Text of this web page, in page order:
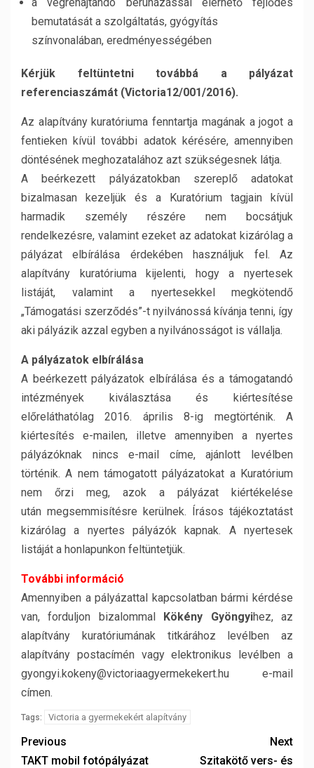
bemutatását a szolgáltatás, gyógyítás
színvonalában, eredményességében
Kérjük feltüntetni továbbá a pályázat
referenciaszámát (Victoria12/001/2016).
Az alapítvány kuratóriuma fenntartja magának a jogot a
fentieken kívül további adatok kérésére, amennyiben
döntésének meghozatalához azt szükségesnek látja.
A beérkezett pályázatokban szereplő adatokat
bizalmasan kezeljük és a Kuratórium tagjain kívül
harmadik személy részére nem bocsátjuk
rendelkezésre, valamint ezeket az adatokat kizárólag a
pályázat elbírálása érdekében használjuk fel. Az
alapítvány kuratóriuma kijelenti, hogy a nyertesek
listáját, valamint a nyertesekkel megkötendő
„Támogatási szerződés”-t nyilvánossá kívánja tenni, így
aki pályázik azzal egyben a nyilvánosságot is vállalja.
A pályázatok elbírálása
A beérkezett pályázatok elbírálása és a támogatandó
intézmények kiválasztása és kiértesítése
előreláthatólag 2016. április 8-ig megtörténik. A
kiértesítés e-mailen, illetve amennyiben a nyertes
pályázóknak nincs e-mail címe, ajánlott levélben
történik. A nem támogatott pályázatokat a Kuratórium
nem őrzi meg, azok a pályázat kiértékelése
után megsemmisítésre kerülnek. Írásos tájékoztatást
kizárólag a nyertes pályázók kapnak. A nyertesek
listáját a honlapunkon feltüntetjük.
További információ
Amennyiben a pályázattal kapcsolatban bármi kérdése
van, forduljon bizalommal Kökény Gyöngyihez, az
alapítvány kuratóriumának titkárához levélben az
alapítvány postacímén vagy elektronikus levélben a
gyongyi.kokeny@victoriaagyermekekert.hu e-mail
címen.
Tags: Victoria a gyermekekért alapítvány
Previous
TAKT mobil fotópályázat
Next
Szitakötő vers- és